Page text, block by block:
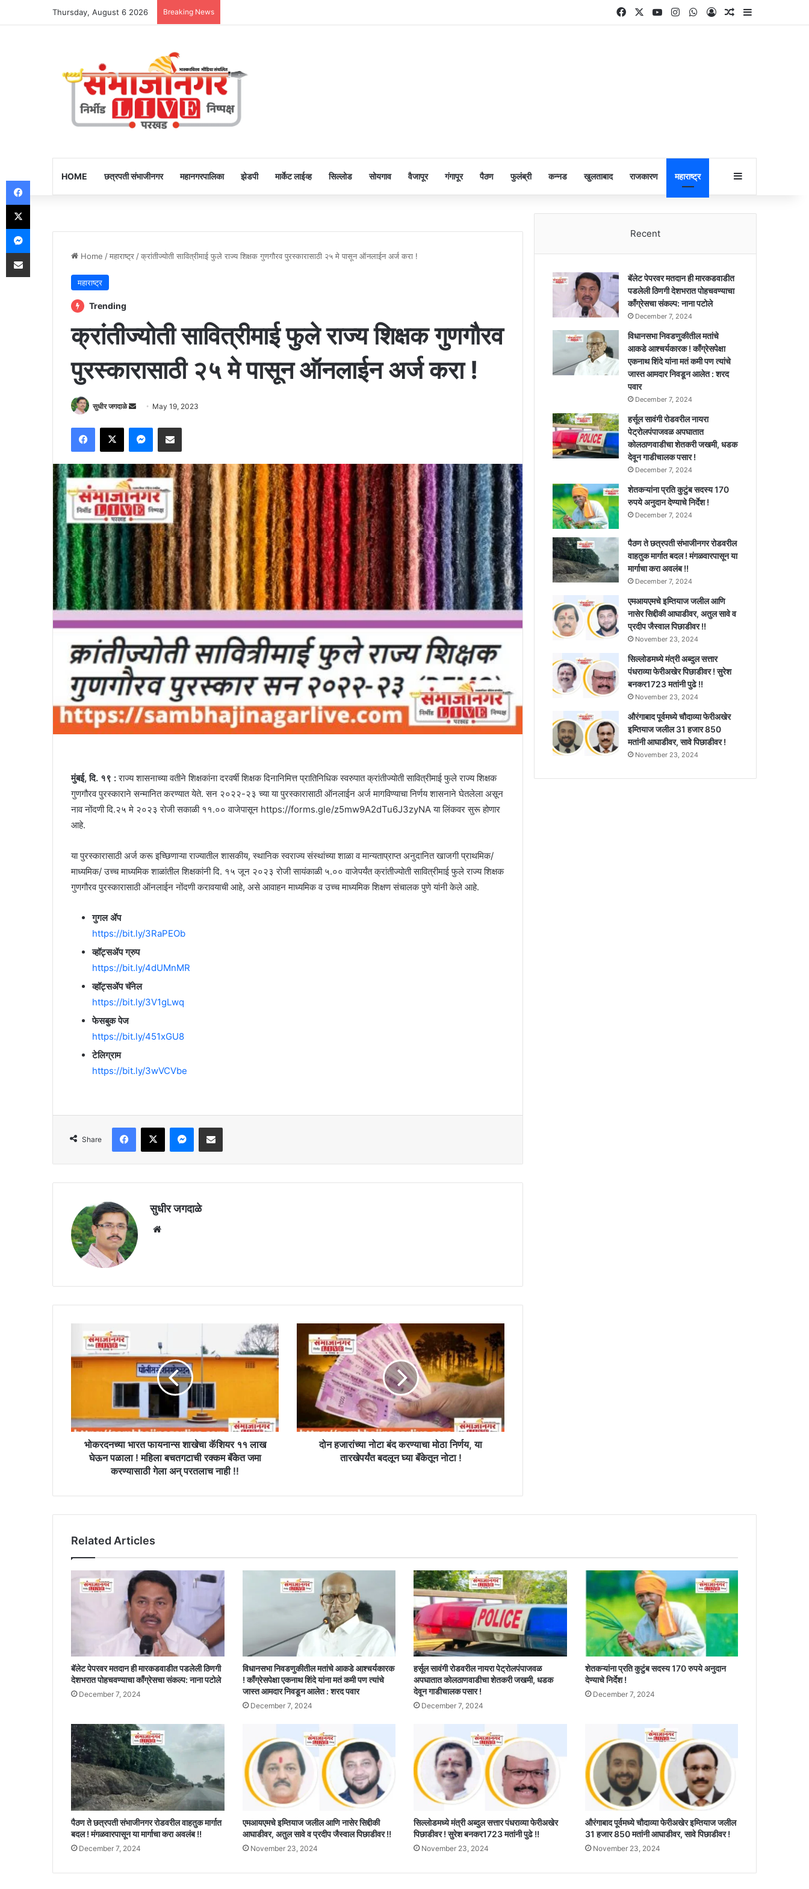
Thursday, August 6 2026 Breaking News FacebookYouTubeInstagramWhatsApp
Log InRandom Article
Sidebar
HOME छत्रपती संभाजीनगर महानगरपालिका झेडपी मार्केट लाईव्ह सिल्लोड सोयगाव वैजापूर गंगापूर पैठण फुलंब्री कन्नड खुलताबाद राजकारण महाराष्ट्र Sidebar
Home /महाराष्ट्र /क्रांतीज्योती सावित्रीमाई फुले राज्य शिक्षक गुणगौरव पुरस्कारासाठी २५ मे पासून ऑनलाईन अर्ज करा !
महाराष्ट्र
Trending
क्रांतीज्योती सावित्रीमाई फुले राज्य शिक्षक गुणगौरव
पुरस्कारासाठी २५ मे पासून ऑनलाईन अर्ज करा !
सुधीर जगदाळे
Send
email
May 19, 2023
Facebook
X Messenger
Share via Email
मुंबई, दि. १९ :राज्य शासनाच्या वतीने शिक्षकांना दरवर्षी शिक्षक दिनानिमित्त प्रातिनिधिक स्वरुपात क्रांतीज्योती सावित्रीमाई फुले राज्य शिक्षक
गुणगौरव पुरस्काराने सन्मानित करण्यात येते. सन २०२२-२३ च्या या पुरस्कारासाठी ऑनलाईन अर्ज मागविण्याचा निर्णय शासनाने घेतलेला असून
नाव नोंदणी दि.२५ मे २०२३ रोजी सकाळी ११.०० वाजेपासून https://forms.gle/z5mw9A2dTu6J3zyNA या लिंकवर सुरू होणार
आहे.
या पुरस्कारासाठी अर्ज करू इच्छिणाऱ्या राज्यातील शासकीय, स्थानिक स्वराज्य संस्थांच्या शाळा व मान्यताप्राप्त अनुदानित खाजगी प्राथमिक/
माध्यमिक/ उच्च माध्यमिक शाळांतील शिक्षकांनी दि. १५ जून २०२३ रोजी सायंकाळी ५.०० वाजेपर्यंत क्रांतीज्योती सावित्रीमाई फुले राज्य शिक्षक
गुणगौरव पुरस्कारासाठी ऑनलाईन नोंदणी करावयाची आहे, असे आवाहन माध्यमिक व उच्च माध्यमिक शिक्षण संचालक पुणे यांनी केले आहे.
गुगल ॲप
https://bit.ly/3RaPEOb
व्हॉट्सॲप ग्रुप
https://bit.ly/4dUMnMR
व्हॉट्सॲप चॅनेल
https://bit.ly/3V1gLwq
फेसबुक पेज
https://bit.ly/451xGU8
टेलिग्राम
https://bit.ly/3wVCVbe
Share
Facebook
X Messenger
Share via Email
सुधीर जगदाळे
भारत
फायनान्स
शाखेचा
घेऊन
पळाला
करण्यासाठी
अन्
परतलाच
नाही
भोकरदनच्या भारत फायनान्स शाखेचा कॅशियर ११ लाख
घेऊन पळाला ! महिला बचतगटाची रक्कम बॅंकेत जमा
करण्यासाठी गेला अन् परतलाच नाही !!
हजारांच्या
बंद
करण्याचा
निर्णय,
तारखेपर्यंत
दोन हजारांच्या नोटा बंद करण्याचा मोठा निर्णय, या
तारखेपर्यंत बदलून घ्या बॅंकेतून नोटा !
Recent
बॅलेट पेपरवर मतदान ही मारकडवाडीत
पडलेली ठिणगी देशभरात पोहचवण्याचा
काँग्रेसचा संकल्प: नाना पटोले
December 7, 2024
विधानसभा निवडणुकीतील मतांचे
आकडे आश्चर्यकारक ! काँग्रेसपेक्षा
एकनाथ शिंदे यांना मतं कमी पण त्यांचे
जास्त आमदार निवडून आलेत : शरद
पवार
December 7, 2024
हर्सूल सावंगी रोडवरील नायरा
पेट्रोलपंपाजवळ अपघातात
कोलठाणवाडीचा शेतकरी जखमी, धडक
देवून गाडीचालक पसार !
December 7, 2024
शेतकऱ्यांना प्रति कुटुंब सदस्य 170
रुपये अनुदान देण्याचे निर्देश !
December 7, 2024
पैठण ते छत्रपती संभाजीनगर रोडवरील
वाहतुक मार्गात बदल ! मंगळवारपासून या
मार्गाचा करा अवलंब !!
December 7, 2024
एमआयएमचे इम्तियाज जलील आणि
नासेर सिद्दीकी आघाडीवर, अतुल सावे व
प्रदीप जैस्वाल पिछाडीवर !!
November 23, 2024
सिल्लोडमध्ये मंत्री अब्दुल सत्तार
पंधराव्या फेरीअखेर पिछाडीवर ! सुरेश
बनकर1723 मतांनी पुढे !!
November 23, 2024
औरंगाबाद पूर्वमध्ये चौदाव्या फेरीअखेर
इम्तियाज जलील 31 हजार 850
मतांनी आघाडीवर, सावे पिछाडीवर !
November 23, 2024
Related Articles
बॅलेट पेपरवर मतदान ही मारकडवाडीत पडलेली ठिणगी
देशभरात पोहचवण्याचा काँग्रेसचा संकल्प: नाना पटोले
December 7, 2024
विधानसभा निवडणुकीतील मतांचे आकडे आश्चर्यकारक
! काँग्रेसपेक्षा एकनाथ शिंदे यांना मतं कमी पण त्यांचे
जास्त आमदार निवडून आलेत : शरद पवार
December 7, 2024
हर्सूल सावंगी रोडवरील नायरा पेट्रोलपंपाजवळ
अपघातात कोलठाणवाडीचा शेतकरी जखमी, धडक
देवून गाडीचालक पसार !
December 7, 2024
शेतकऱ्यांना प्रति कुटुंब सदस्य 170 रुपये अनुदान
देण्याचे निर्देश !
December 7, 2024
पैठण ते छत्रपती संभाजीनगर रोडवरील वाहतुक मार्गात
बदल ! मंगळवारपासून या मार्गाचा करा अवलंब !!
December 7, 2024
एमआयएमचे इम्तियाज जलील आणि नासेर सिद्दीकी
आघाडीवर, अतुल सावे व प्रदीप जैस्वाल पिछाडीवर !!
November 23, 2024
सिल्लोडमध्ये मंत्री अब्दुल सत्तार पंधराव्या फेरीअखेर
पिछाडीवर ! सुरेश बनकर1723 मतांनी पुढे !!
November 23, 2024
औरंगाबाद पूर्वमध्ये चौदाव्या फेरीअखेर इम्तियाज जलील
31 हजार 850 मतांनी आघाडीवर, सावे पिछाडीवर !
November 23, 2024
Facebook
X
Messenger
Share via Email